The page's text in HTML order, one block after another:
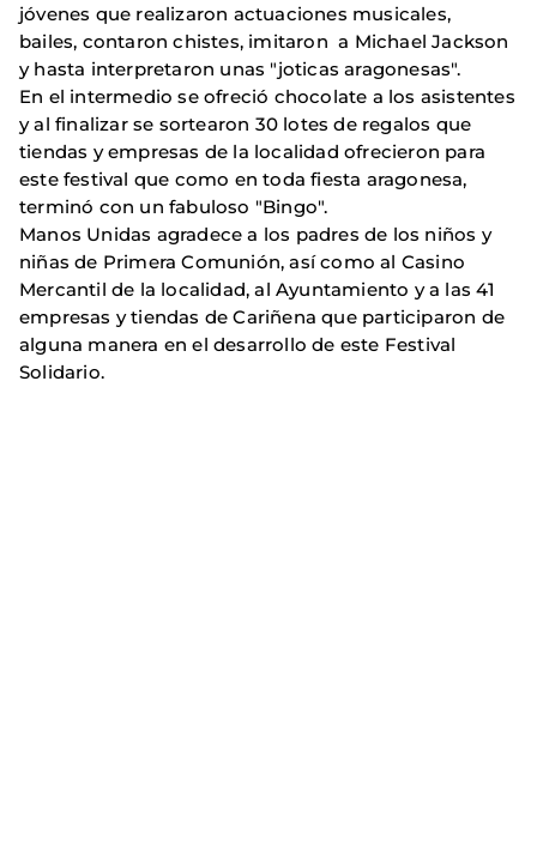
jóvenes que realizaron actuaciones musicales,
bailes, contaron chistes, imitaron a Michael Jackson
y hasta interpretaron unas "joticas aragonesas".
En el intermedio se ofreció chocolate a los asistentes
y al finalizar se sortearon 30 lotes de regalos que
tiendas y empresas de la localidad ofrecieron para
este festival que como en toda fiesta aragonesa,
terminó con un fabuloso "Bingo".
Manos Unidas agradece a los padres de los niños y
niñas de Primera Comunión, así como al Casino
Mercantil de la localidad, al Ayuntamiento y a las 41
empresas y tiendas de Cariñena que participaron de
alguna manera en el desarrollo de este Festival
Solidario.